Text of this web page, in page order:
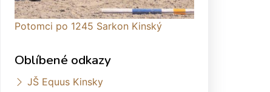
Potomci po 1245 Sarkon Kinský
Oblíbené odkazy
JŠ Equus Kinsky